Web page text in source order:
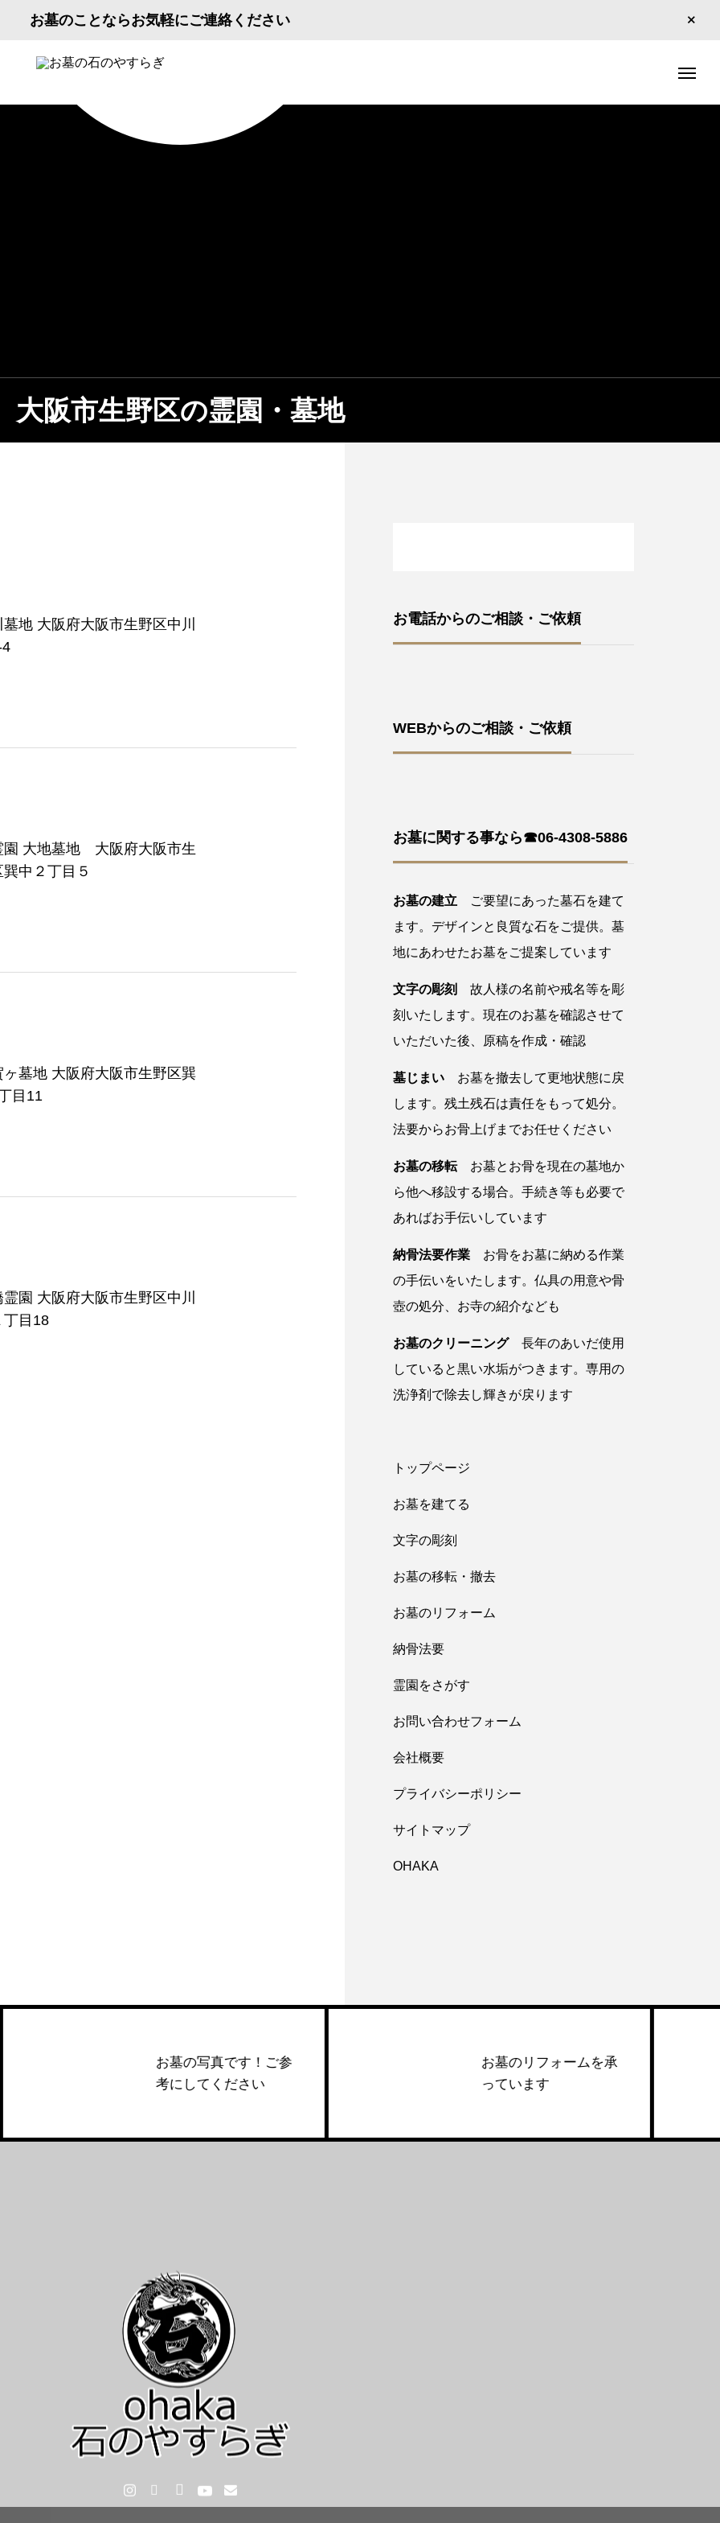
お墓のことならお気軽にご連絡ください
大阪市生野区の霊園・墓地
阪市生野区中川
園 大地墓地 大阪府大阪市生
巽中２丁目５
阪府大阪市生野区巽
目11
阪市生野区中川
丁目18
お電話からのご相談・ご依頼
WEBからのご相談・ご依頼
お墓に関する事なら☎06-4308-5886
お墓の建立 ご要望にあった墓石を建て
ます。デザインと良質な石をご提供。墓
地にあわせたお墓をご提案しています
文字の彫刻
故人様の名前や戒名等を彫
刻いたします。現在のお墓を確認させて
いただいた後、原稿を作成・確認
墓じまい お墓を撤去して更地状態に戻
します。残土残石は責任をもって処分。
法要からお骨上げまでお任せください
お墓の移転お墓とお骨を現在の墓地か
ら他へ移設する場合。手続き等も必要で
あればお手伝いしています
納骨法要作業 お骨をお墓に納める作業
の手伝いをいたします。仏具の用意や骨
壺の処分、お寺の紹介なども
お墓のクリーニング長年のあいだ使用
していると黒い水垢がつきます。専用の
洗浄剤で除去し輝きが戻ります
トップページ
お墓を建てる
文字の彫刻
お墓の移転・撤去
お墓のリフォーム
納骨法要
霊園をさがす
お問い合わせフォーム
会社概要
プライバシーポリシー
サイトマップ
OHAKA
お墓の写真です！ご参
考にしてください
お墓のリフォームを承
っています